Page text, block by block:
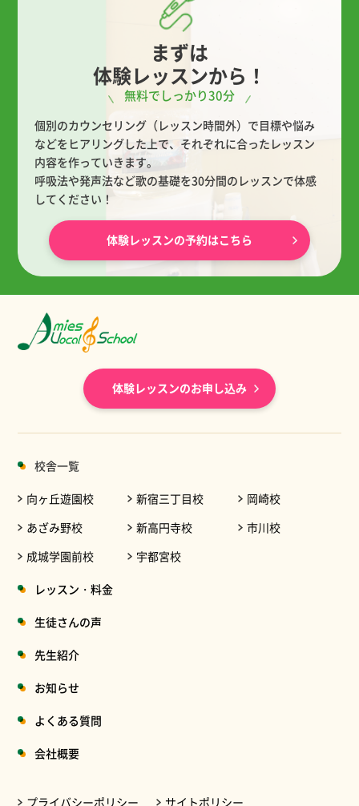
まずは
体験レッスンから！
無料でしっかり30分
個別のカウンセリング（レッスン時間外）で目標や悩み
などをヒアリングした上で、 それぞれに合ったレッスン
内容を作っていきます。
呼吸法や発声法など歌の基礎を30分間のレッスンで体感
してください！
体験レッスンの予約はこちら
体験レッスンのお申し込み
校舎一覧
向ヶ丘遊園校
あざみ野校
成城学園前校
新宿三丁目校
新高円寺校
宇都宮校
岡崎校
市川校
レッスン・料金
生徒さんの声
先生紹介
お知らせ
よくある質問
会社概要
プライバシーポリシー サイトポリシー